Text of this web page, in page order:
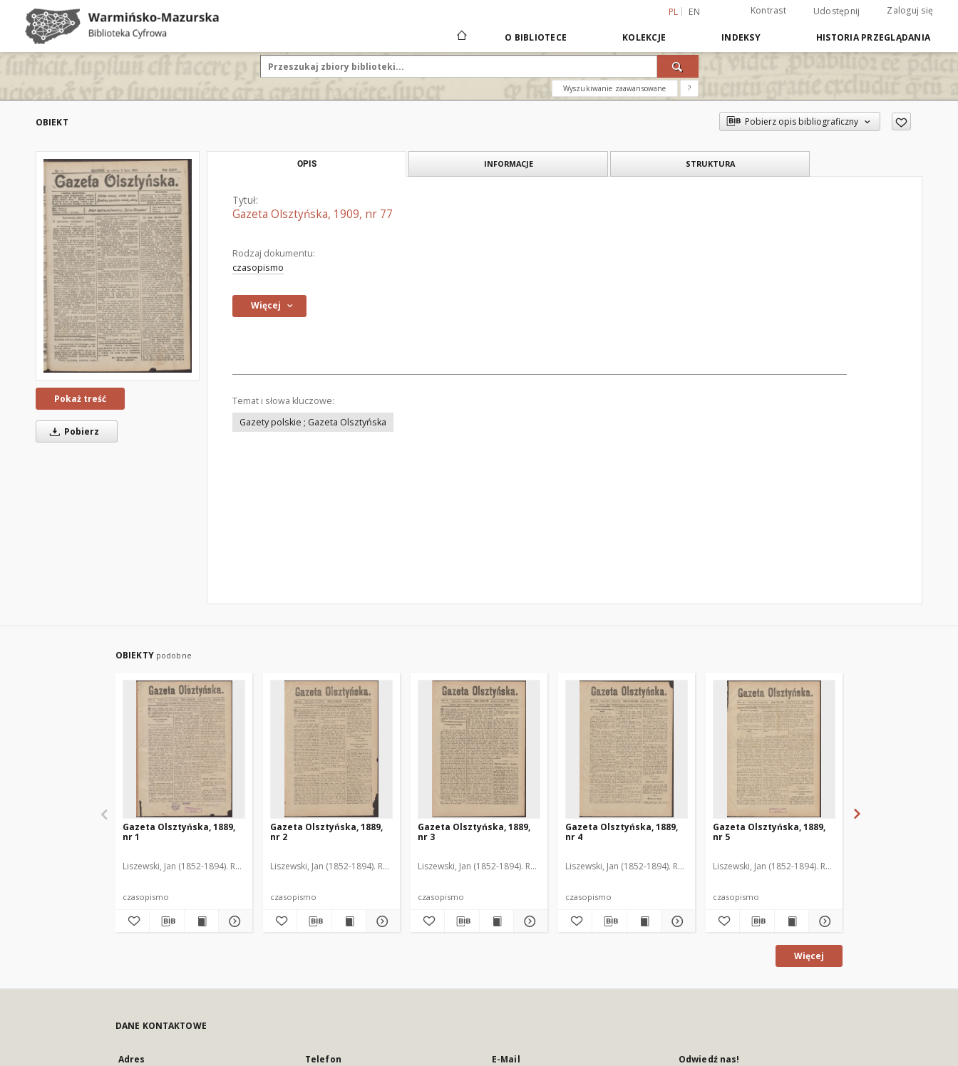
PL EN Kontrast Udostępnij Zaloguj się
O BIBLIOTECE KOLEKCJE INDEKSY HISTORIA PRZEGLĄDANIA
Wyszukiwanie zaawansowane ?
OBIEKT Pobierz opis bibliograficzny
Pokaż treść
Pobierz
OPIS INFORMACJE STRUKTURA
Tytuł:
Gazeta Olsztyńska, 1909, nr 77
Rodzaj dokumentu:
czasopismo
Więcej
Temat i słowa kluczowe:
Gazety polskie ; Gazeta Olsztyńska
OBIEKTY podobne
Gazeta Olsztyńska, 1889,
nr 1
Liszewski, Jan (1852-1894). Red.
czasopismo
Gazeta Olsztyńska, 1889,
nr 2
Liszewski, Jan (1852-1894). Red.
czasopismo
Gazeta Olsztyńska, 1889,
nr 3
Liszewski, Jan (1852-1894). Red.
czasopismo
Gazeta Olsztyńska, 1889,
nr 4
Liszewski, Jan (1852-1894). Red.
czasopismo
Gazeta Olsztyńska, 1889,
nr 5
Liszewski, Jan (1852-1894). Red.
czasopismo
Więcej
DANE KONTAKTOWE
Adres Telefon E-Mail Odwiedź nas!